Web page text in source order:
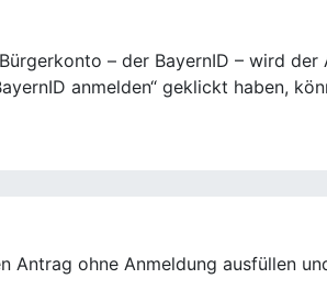
– der BayernID – wird
anmelden“ geklickt haben,
Antrag ohne Anmeldung ausfüllen